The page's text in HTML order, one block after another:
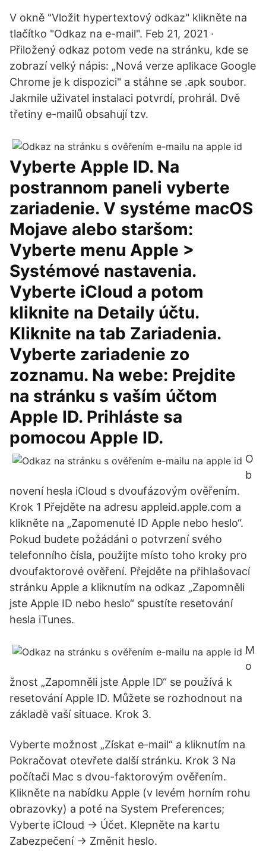
V okně "Vložit hypertextový odkaz" klikněte na
tlačítko "Odkaz na e-mail". Feb 21, 2021 ·
Přiložený odkaz potom vede na stránku, kde se
zobrazí velký nápis: „Nová verze aplikace Google
Chrome je k dispozici" a stáhne se .apk soubor.
Jakmile uživatel instalaci potvrdí, prohrál. Dvě
třetiny e-mailů obsahují tzv.
Vyberte Apple ID. Na
postrannom paneli vyberte
zariadenie. V systéme macOS
Mojave alebo staršom:
Vyberte menu Apple >
Systémové nastavenia.
Vyberte iCloud a potom
kliknite na Detaily účtu.
Kliknite na tab Zariadenia.
Vyberte zariadenie zo
zoznamu. Na webe: Prejdite
na stránku s vaším účtom
Apple ID. Prihláste sa
pomocou Apple ID.
O
b
novení hesla iCloud s dvoufázovým ověřením.
Krok 1 Přejděte na adresu appleid.apple.com a
klikněte na „Zapomenuté ID Apple nebo heslo“.
Pokud budete požádáni o potvrzení svého
telefonního čísla, použijte místo toho kroky pro
dvoufaktorové ověření. Přejděte na přihlašovací
stránku Apple a kliknutím na odkaz „Zapomněli
jste Apple ID nebo heslo“ spustíte resetování
hesla iTunes.
M
o
žnost „Zapomněli jste Apple ID“ se používá k
resetování Apple ID. Můžete se rozhodnout na
základě vaší situace. Krok 3.
Vyberte možnost „Získat e-mail“ a kliknutím na
Pokračovat otevřete další stránku. Krok 3 Na
počítači Mac s dvou-faktorovým ověřením.
Klikněte na nabídku Apple (v levém horním rohu
obrazovky) a poté na System Preferences;
Vyberte iCloud → Účet. Klepněte na kartu
Zabezpečení → Změnit heslo.